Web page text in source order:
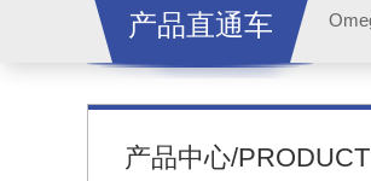
产品直通车
产品中心/PRODUCT